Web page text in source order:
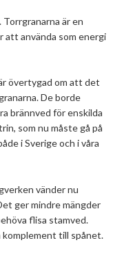
är en
att använda som energi
övertygad om att det
De borde
brännved för enskilda
som nu måste gå på
i Sverige och i våra
vänder nu
ger mindre mängder
flisa stamved.
komplement till spånet.